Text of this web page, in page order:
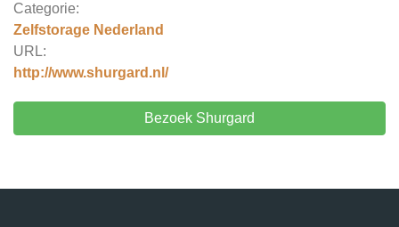
Categorie:
Zelfstorage Nederland
URL:
http://www.shurgard.nl/
Bezoek Shurgard